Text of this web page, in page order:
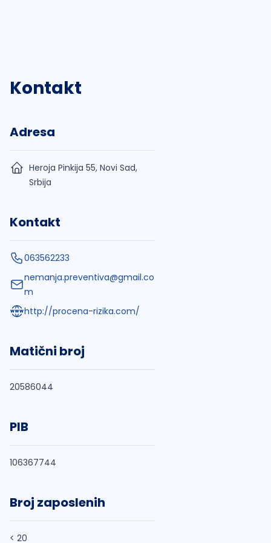
Kontakt
Adresa
Heroja Pinkija 55, Novi Sad,
Srbija
Kontakt
063562233
nemanja.preventiva@gmail.co
m
http://procena-rizika.com/
Matični broj
20586044
PIB
106367744
Broj zaposlenih
< 20